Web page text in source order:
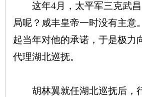
这年4月，太平军三克武昌
局呢？咸丰皇帝一时没有主
起当年对他的承诺，于是极力
代理湖北巡抚。
胡林翼就任湖北巡抚后，行